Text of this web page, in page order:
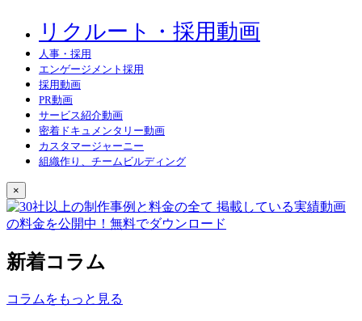
リクルート・採用動画
人事・採用
エンゲージメント採用
採用動画
PR動画
サービス紹介動画
密着ドキュメンタリー動画
カスタマージャーニー
組織作り、チームビルディング
×
新着コラム
コラムをもっと見る